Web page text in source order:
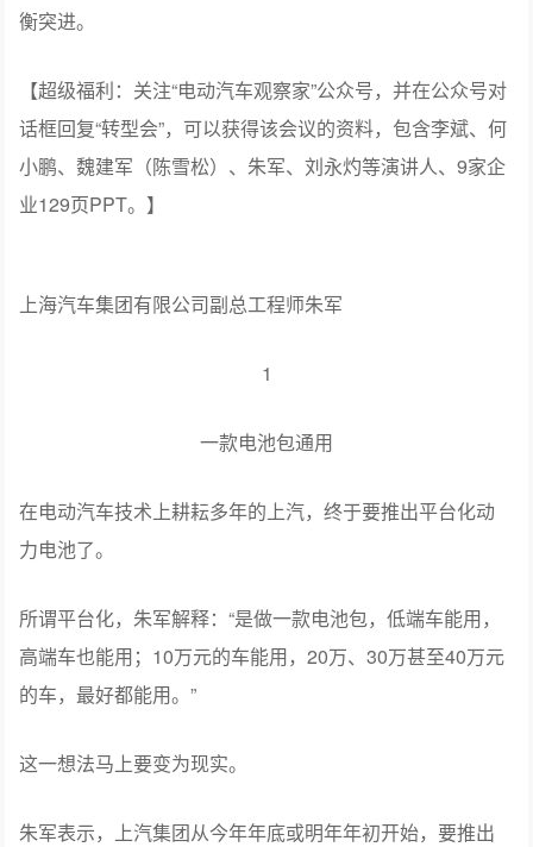
衡突进。
【超级福利：关注“电动汽车观察家”公众号，并在公众号对
话框回复“转型会”，可以获得该会议的资料，包含李斌、何
小鹏、魏建军（陈雪松）、朱军、刘永灼等演讲人、9家企
业129页PPT。】
上海汽车集团有限公司副总工程师朱军
1
一款电池包通用
在电动汽车技术上耕耘多年的上汽，终于要推出平台化动
力电池了。
所谓平台化，朱军解释：“是做一款电池包，低端车能用，
高端车也能用；10万元的车能用，20万、30万甚至40万元
的车，最好都能用。”
这一想法马上要变为现实。
朱军表示，上汽集团从今年年底或明年年初开始，要推出